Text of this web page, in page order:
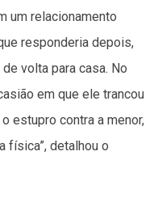
um relacionamento
responderia depois,
volta para casa. No
em que ele trancou
estupro contra a menor,
física”, detalhou o